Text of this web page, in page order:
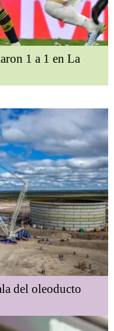
1 a 1 en La
del oleoducto